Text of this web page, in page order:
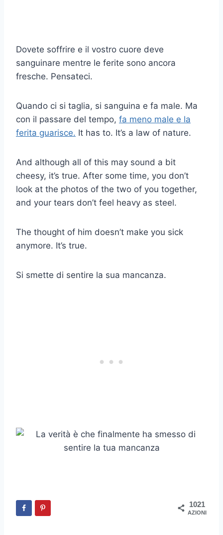
Dovete soffrire e il vostro cuore deve
sanguinare mentre le ferite sono ancora
fresche. Pensateci.
Quando ci si taglia, si sanguina e fa male. Ma
con il passare del tempo, fa meno male e la
ferita guarisce. It has to. It’s a law of nature.
And although all of this may sound a bit
cheesy, it’s true. After some time, you don’t
look at the photos of the two of you together,
and your tears don’t feel heavy as steel.
The thought of him doesn’t make you sick
anymore. It’s true.
Si smette di sentire la sua mancanza.
1021
AZIONI